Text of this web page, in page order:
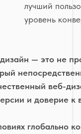
лучший
уровень
— это не
веб-
и доверие к
глобально